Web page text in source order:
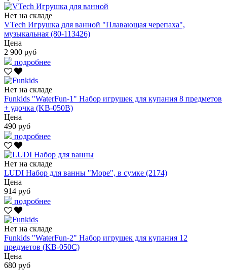
Нет на складе
VTech Игрушка для ванной "Плавающая черепаха",
музыкальная (80-113426)
Цена
2 900 руб
подробнее
Нет на складе
Funkids "WaterFun-1" Набор игрушек для купания 8 предметов
+ удочка (KB-050B)
Цена
490 руб
подробнее
Нет на складе
LUDI Набор для ванны "Море", в сумке (2174)
Цена
914 руб
подробнее
Нет на складе
Funkids "WaterFun-2" Набор игрушек для купания 12
предметов (KB-050C)
Цена
680 руб